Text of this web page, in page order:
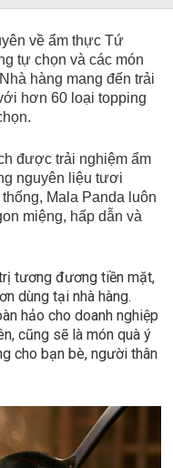
về ẩm thực Tứ
tự chọn và các món
hàng mang đến trải
hơn 60 loại topping
được trải nghiệm ẩm
nguyên liệu tươi
Mala Panda luôn
miệng, hấp dẫn và
tương đương tiền mặt,
dùng tại nhà hàng.
hảo cho doanh nghiệp
cũng sẽ là món quà ý
cho bạn bè, người thân